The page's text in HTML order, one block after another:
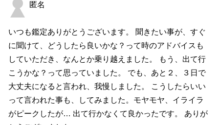
匿名
いつも鑑定ありがとうございます。 聞きたい事が、すぐ
に聞けて、どうしたら良いかな？って時のアドバイスも
していただき、なんとか乗り越えました。 もう、出て行
こうかな？って思っていました。 でも、あと２、３日で
大丈夫になると言われ、我慢しました。 こうしたらいい
って言われた事も、してみました。モヤモヤ、イライラ
がピークしたが… 出て行かなくて良かったです。 ありが